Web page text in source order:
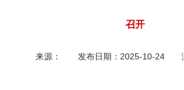
召开
来源： 发布日期： 2025-10-24 浏